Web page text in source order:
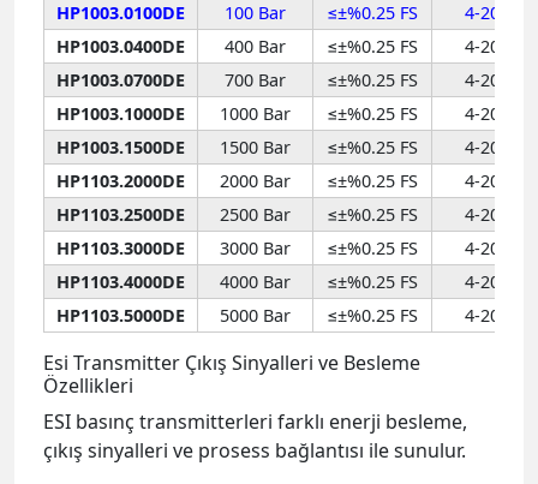
HP1003.0100DE
100 Bar ≤±%0.25 FS
4-20mA
HP1003.0400DE
400 Bar ≤±%0.25 FS
4-20mA
HP1003.0700DE
700 Bar ≤±%0.25 FS
4-20mA
HP1003.1000DE
1000 Bar ≤±%0.25 FS
4-20mA
HP1003.1500DE
1500 Bar ≤±%0.25 FS
4-20mA
HP1103.2000DE
2000 Bar ≤±%0.25 FS
4-20mA
HP1103.2500DE
2500 Bar ≤±%0.25 FS
4-20mA
HP1103.3000DE
3000 Bar ≤±%0.25 FS
4-20mA
HP1103.4000DE
4000 Bar ≤±%0.25 FS
4-20mA
HP1103.5000DE
5000 Bar ≤±%0.25 FS 4-20mA
Esi Transmitter Çıkış Sinyalleri ve Besleme
Özellikleri
ESI basınç transmitterleri farklı enerji besleme,
çıkış sinyalleri ve prosess bağlantısı ile sunulur.